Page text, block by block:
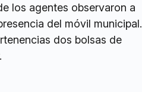
los agentes observaron a
del móvil municipal.
dos bolsas de